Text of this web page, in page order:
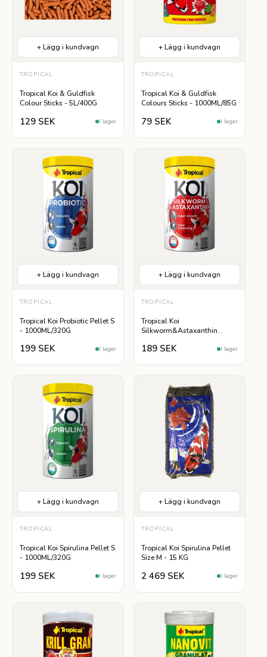
+ Lägg i kundvagn
TROPICAL
Tropical Koi & Guldfisk
Colour Sticks - 5L/400G
129 SEK I lager
Lättsmält
+ Lägg i kundvagn
TROPICAL
Tropical Koi & Guldfisk
Colours Sticks - 1000ML/85G
79 SEK I lager
Helfoder Lättsmälta
+ Lägg i kundvagn
TROPICAL
Tropical Koi Probiotic Pellet S
- 1000ML/320G
199 SEK I lager
+ Lägg i kundvagn
TROPICAL
Tropical Koi
Silkworm&Astaxanthin
189 SEK I lager
Lättsmälta
+ Lägg i kundvagn
TROPICAL
Tropical Koi Spirulina Pellet S
- 1000ML/320G
199 SEK I lager
+ Lägg i kundvagn
TROPICAL
Tropical Koi Spirulina Pellet
Size M - 15 KG
2 469 SEK I lager